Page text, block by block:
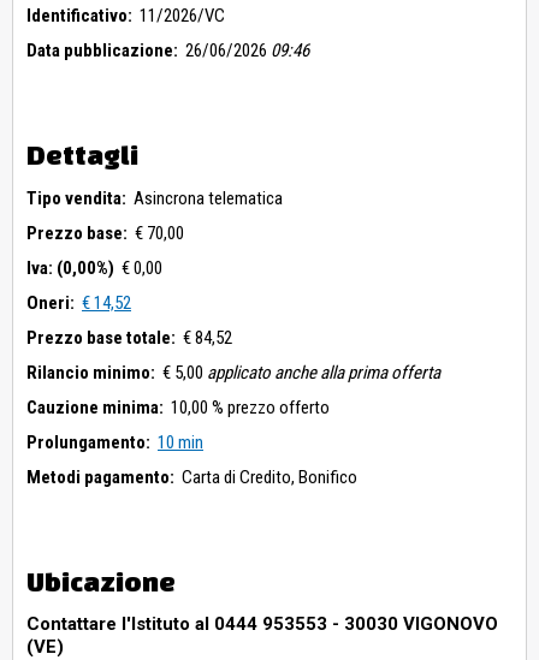
Identificativo: 11/2026/VC
Data pubblicazione: 26/06/2026 09:46
Dettagli
Tipo vendita: Asincrona telematica
Prezzo base: € 70,00
Iva: (0,00%) € 0,00
Oneri: € 14,52
Prezzo base totale: € 84,52
Rilancio minimo: € 5,00 applicato anche alla prima offerta
Cauzione minima: 10,00 % prezzo offerto
Prolungamento: 10 min
Metodi pagamento: Carta di Credito, Bonifico
Ubicazione
Contattare l'Istituto al 0444 953553 - 30030 VIGONOVO
(VE)